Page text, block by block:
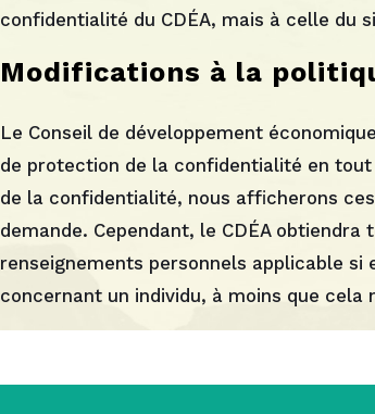
confidentialité du CDÉA, mais à celle du
Modifications à la
Le Conseil de développement
de protection de la confidentialité en
de la confidentialité, nous afficherons
demande. Cependant, le CDÉA
renseignements personnels applicable
concernant un individu, à moins que cela